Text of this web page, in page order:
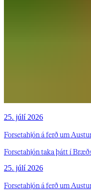
25. júlí 2026
Forsetahjón á ferð um
Forsetahjón taka þátt í
25. júlí 2026
Forsetahjón á ferð um